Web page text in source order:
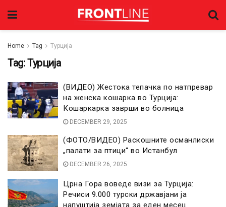
Home Tag Турција
Tag:Турција
(ВИДЕО) Жестока тепачка по натпревар
на женска кошарка во Турција:
Кошаркарка заврши во болница
DECEMBER 29, 2025
(ФОТО/ВИДЕО) Раскошните османлиски
„палати за птици“ во Истанбул
DECEMBER 26, 2025
Црна Гора воведе визи за Турција:
Речиси 9.000 турски државјани ја
напуштија земјата за еден месец